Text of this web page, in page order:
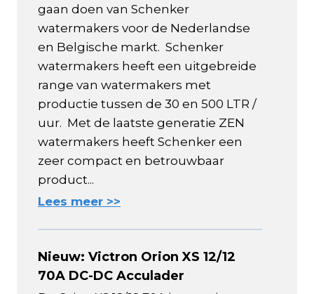
gaan doen van Schenker
watermakers voor de Nederlandse
en Belgische markt. Schenker
watermakers heeft een uitgebreide
range van watermakers met
productie tussen de 30 en 500 LTR /
uur. Met de laatste generatie ZEN
watermakers heeft Schenker een
zeer compact en betrouwbaar
product...
Lees meer >>
Nieuw: Victron Orion XS 12/12
70A DC-DC Acculader